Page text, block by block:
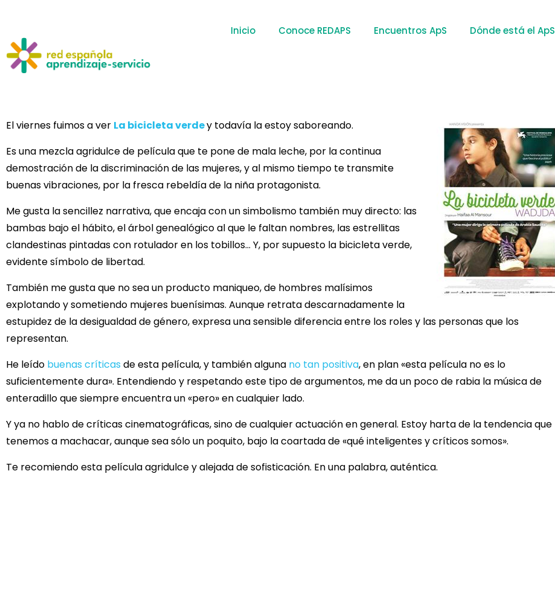
Inicio Conoce REDAPS Encuentros ApS Dónde está el ApS
El viernes fuimos a ver La bicicleta verdey todavía la estoy saboreando.
Es una mezcla agridulce de película que te pone de mala leche, por la continua
demostración de la discriminación de las mujeres, y al mismo tiempo te transmite
buenas vibraciones, por la fresca rebeldía de la niña protagonista.
Me gusta la sencillez narrativa, que encaja con un simbolismo también muy directo: las
bambas bajo el hábito, el árbol genealógico al que le faltan nombres, las estrellitas
clandestinas pintadas con rotulador en los tobillos… Y, por supuesto la bicicleta verde,
evidente símbolo de libertad.
También me gusta que no sea un producto maniqueo, de hombres malísimos
explotando y sometiendo mujeres buenísimas. Aunque retrata descarnadamente la
estupidez de la desigualdad de género, expresa una sensible diferencia entre los roles y las personas que los
representan.
He leído buenas críticas de esta película, y también alguna no tan positiva, en plan «esta película no es lo
suficientemente dura». Entendiendo y respetando este tipo de argumentos, me da un poco de rabia la música de
enteradillo que siempre encuentra un «pero» en cualquier lado.
Y ya no hablo de críticas cinematográficas, sino de cualquier actuación en general. Estoy harta de la tendencia que
tenemos a machacar, aunque sea sólo un poquito, bajo la coartada de «qué inteligentes y críticos somos».
Te recomiendo esta película agridulce y alejada de sofisticación. En una palabra, auténtica.